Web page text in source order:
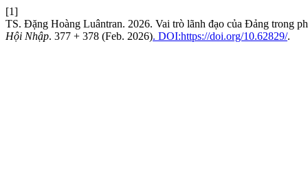
[1]
TS. Đặng Hoàng Luântran. 2026. Vai trò lãnh đạo của Đảng trong
Hội Nhập. 377 + 378 (Feb. 2026). DOI:https://doi.org/10.62829/.